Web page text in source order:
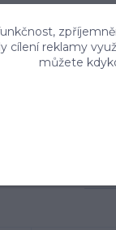
cílení reklamy
můžete